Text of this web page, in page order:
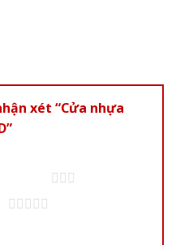
xét “Cửa nhựa